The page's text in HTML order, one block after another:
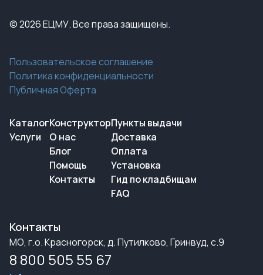
© 2026 ЕЦМУ. Все права защищены.
Пользовательское соглашение
Политика конфиденциальности
Публичная Оферта
Каталог
Услуги
Конструктор
О нас
Блог
Помощь
Контакты
Пункты выдачи
Доставка
Оплата
Установка
Гид по кладбищам
FAQ
Контакты
МО, г.о. Красногорск, д. Путилково, Гринвуд, с.9
8 800 505 55 67